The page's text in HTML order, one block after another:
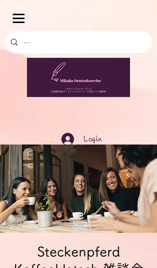
Login
Steckenpferd